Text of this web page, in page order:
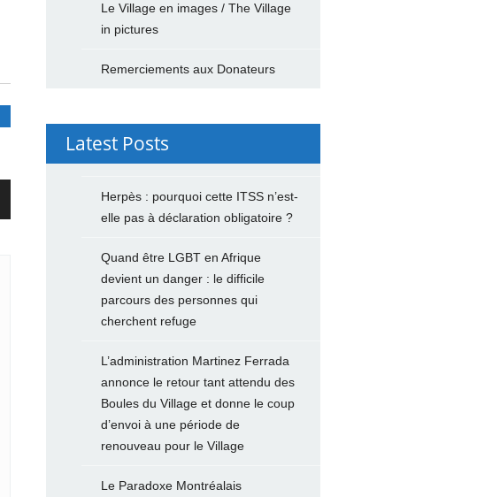
Le Village en images / The Village
in pictures
Remerciements aux Donateurs
Latest Posts
Herpès : pourquoi cette ITSS n’est-
elle pas à déclaration obligatoire ?
Quand être LGBT en Afrique
devient un danger : le difficile
parcours des personnes qui
cherchent refuge
L’administration Martinez Ferrada
annonce le retour tant attendu des
Boules du Village et donne le coup
d’envoi à une période de
renouveau pour le Village
Le Paradoxe Montréalais